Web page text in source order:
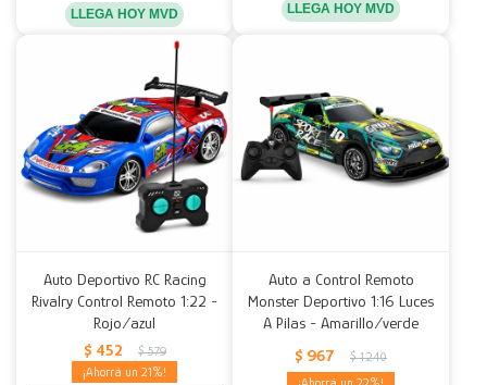
LLEGA HOY MVD LLEGA HOY MVD
Auto Deportivo RC Racing
Rivalry Control Remoto 1:22 -
Rojo/azul
$ 452 $ 579
21
Auto a Control Remoto
Monster Deportivo 1:16 Luces
A Pilas - Amarillo/verde
$ 967 $ 1.240